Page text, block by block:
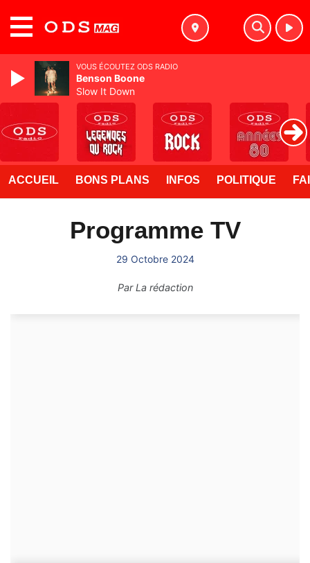
ACCUEIL BONS PLANS INFOS POLITIQUE
Programme TV
29 Octobre 2024
ParLa rédaction
VOUS ÉCOUTEZ ODS RADIO
Benson Boone
Slow It Down